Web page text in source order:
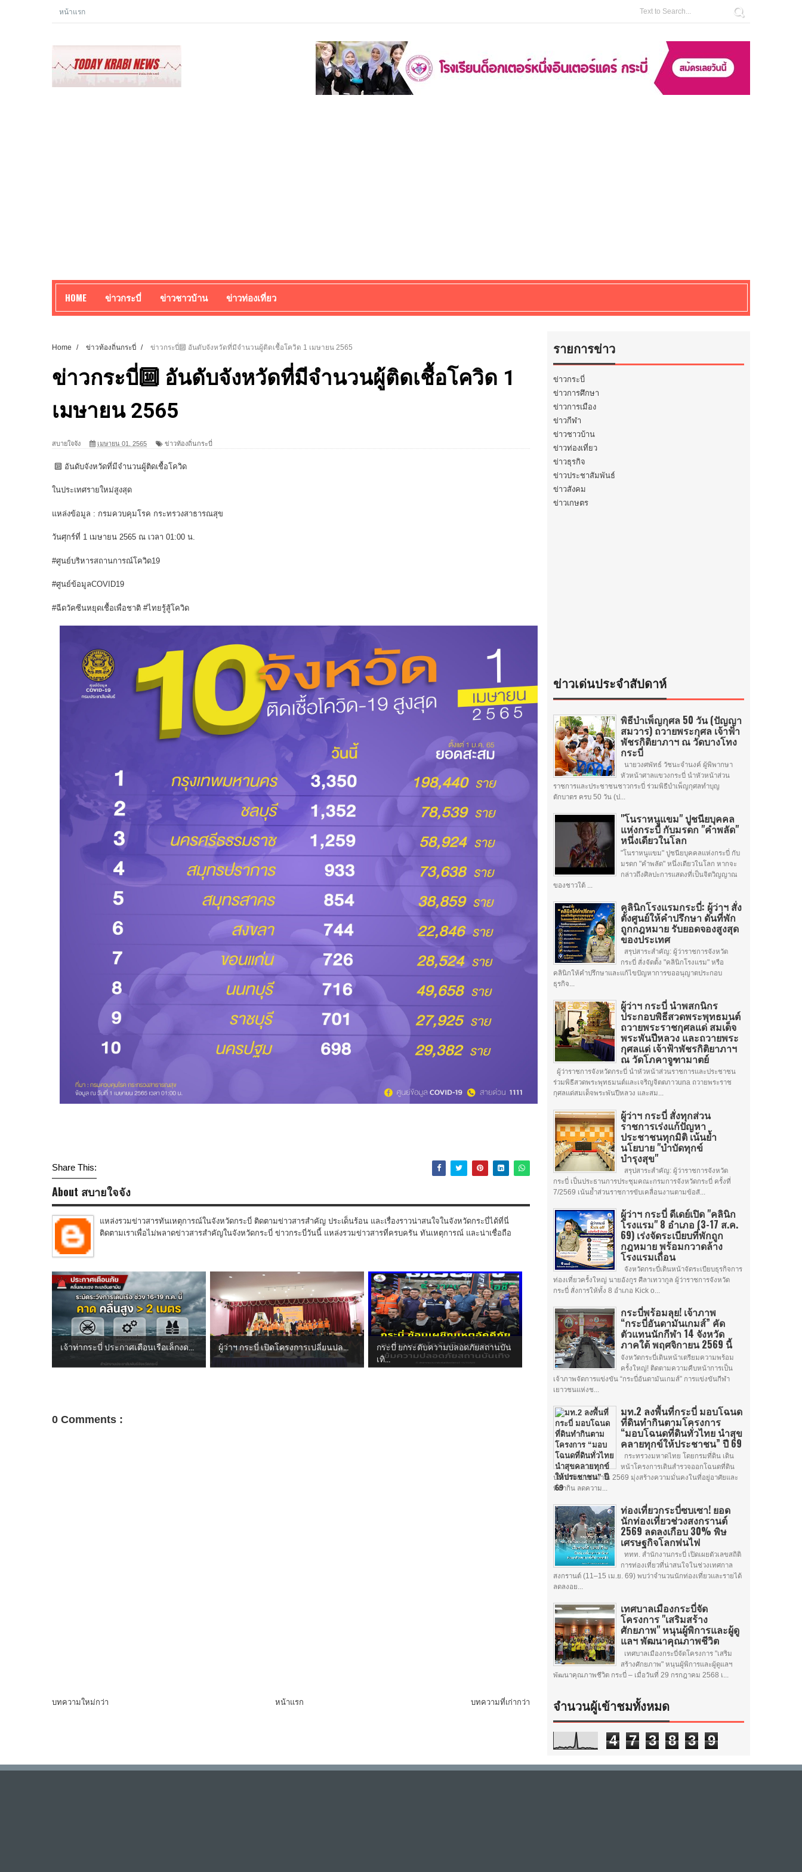
หน้าแรก
HOME ข่าวกระบี่ ข่าวชาวบ้าน ข่าวท่องเที่ยว
Home / ข่าวท้องถิ่นกระบี่ / ข่าวกระบี่🔟 อันดับจังหวัดที่มีจำนวนผู้ติดเชื้อโควิด 1 เมษายน 2565
ข่าวกระบี่🔟 อันดับจังหวัดที่มีจำนวนผู้ติดเชื้อโควิด 1
เมษายน 2565
สบายใจจัง เมษายน 01, 2565 ข่าวท้องถิ่นกระบี่
🔟 อันดับจังหวัดที่มีจำนวนผู้ติดเชื้อโควิด
ในประเทศรายใหม่สูงสุด
แหล่งข้อมูล : กรมควบคุมโรค กระทรวงสาธารณสุข
วันศุกร์ที่ 1 เมษายน 2565 ณ เวลา 01:00 น.
#ศูนย์บริหารสถานการณ์โควิด19
#ศูนย์ข้อมูลCOVID19
#ฉีดวัคซีนหยุดเชื้อเพื่อชาติ #ไทยรู้สู้โควิด
Share This:
About สบายใจจัง
แหล่งรวมข่าวสารทันเหตุการณ์ในจังหวัดกระบี่ ติดตามข่าวสารสำคัญ ประเด็นร้อน และเรื่องราวน่าสนใจในจังหวัดกระบี่ได้ที่นี่
ติดตามเราเพื่อไม่พลาดข่าวสารสำคัญในจังหวัดกระบี่ ข่าวกระบี่วันนี้ แหล่งรวมข่าวสารที่ครบครัน ทันเหตุการณ์ และน่าเชื่อถือ
เจ้าท่ากระบี่ ประกาศเตือนเรือเล็กงด... ผู้ว่าฯ กระบี่ เปิดโครงการเปลี่ยนปล...
กระบี่ ยกระดับความปลอดภัยสถานบัน
เทิ...
0 Comments :
บทความใหม่กว่า บทความที่เก่ากว่า
หน้าแรก
รายการข่าว
ข่าวกระบี่
ข่าวการศึกษา
ข่าวการเมือง
ข่าวกีฬา
ข่าวชาวบ้าน
ข่าวท่องเที่ยว
ข่าวธุรกิจ
ข่าวประชาสัมพันธ์
ข่าวสังคม
ข่าวเกษตร
ข่าวเด่นประจำสัปดาห์
พิธีบำเพ็ญกุศล 50 วัน (ปัญญา
สมวาร) ถวายพระกุศล เจ้าฟ้า
พัชรกิติยาภาฯ ณ วัดบางโทง
กระบี่
นายวงศพัทธ์ วัชนะจำนงค์ ผู้พิพากษา
หัวหน้าศาลแขวงกระบี่ นำหัวหน้าส่วน
ราชการและประชาชนชาวกระบี่ ร่วมพิธีบำเพ็ญกุศลทำบุญ
ตักบาตร ครบ 50 วัน (ป...
"โนราหนูแขม" ปูชนียบุคคล
แห่งกระบี่ กับมรดก "คำพลัด"
หนึ่งเดียวในโลก
"โนราหนูแขม" ปูชนียบุคคลแห่งกระบี่ กับ
มรดก "คำพลัด" หนึ่งเดียวในโลก หากจะ
กล่าวถึงศิลปะการแสดงที่เป็นจิตวิญญาณ
ของชาวใต้ ...
คลินิกโรงแรมกระบี่: ผู้ว่าฯ สั่ง
ตั้งศูนย์ให้คำปรึกษา ดันที่พัก
ถูกกฎหมาย รับยอดจองสูงสุด
ของประเทศ
สรุปสาระสำคัญ: ผู้ว่าราชการจังหวัด
กระบี่ สั่งจัดตั้ง "คลินิกโรงแรม" หรือ
คลินิกให้คำปรึกษาและแก้ไขปัญหาการขออนุญาตประกอบ
ธุรกิจ...
ผู้ว่าฯ กระบี่ นำพสกนิกร
ประกอบพิธีสวดพระพุทธมนต์
ถวายพระราชกุศลแด่ สมเด็จ
พระพันปีหลวง และถวายพระ
กุศลแด่ เจ้าฟ้าพัชรกิติยาภาฯ
ณ วัดโภคาจูฑามาตย์
ผู้ว่าราชการจังหวัดกระบี่ นำหัวหน้าส่วนราชการและประชาชน
ร่วมพิธีสวดพระพุทธมนต์และเจริญจิตตภาวuna ถวายพระราช
กุศลแด่สมเด็จพระพันปีหลวง และสม...
ผู้ว่าฯ กระบี่ สั่งทุกส่วน
ราชการเร่งแก้ปัญหา
ประชาชนทุกมิติ เน้นย้ำ
นโยบาย "บำบัดทุกข์
บำรุงสุข"
สรุปสาระสำคัญ: ผู้ว่าราชการจังหวัด
กระบี่ เป็นประธานการประชุมคณะกรมการจังหวัดกระบี่ ครั้งที่
7/2569 เน้นย้ำส่วนราชการขับเคลื่อนงานตามข้อสั...
ผู้ว่าฯ กระบี่ ดีเดย์เปิด "คลินิก
โรงแรม" 8 อำเภอ (3-17 ส.ค.
69) เร่งจัดระเบียบที่พักถูก
กฎหมาย พร้อมกวาดล้าง
โรงแรมเถื่อน
จังหวัดกระบี่เดินหน้าจัดระเบียบธุรกิจการ
ท่องเที่ยวครั้งใหญ่ นายอังกูร ศีลาเทวากูล ผู้ว่าราชการจังหวัด
กระบี่ สั่งการให้ทั้ง 8 อำเภอ Kick o...
กระบี่พร้อมลุย! เจ้าภาพ
“กระบี่อันดามันเกมส์” คัด
ตัวแทนนักกีฬา 14 จังหวัด
ภาคใต้ พฤศจิกายน 2569 นี้
จังหวัดกระบี่เดินหน้าเตรียมความพร้อม
ครั้งใหญ่! ติดตามความคืบหน้าการเป็น
เจ้าภาพจัดการแข่งขัน “กระบี่อันดามันเกมส์” การแข่งขันกีฬา
เยาวชนแห่งช...
มท.2 ลงพื้นที่กระบี่ มอบโฉนด
ที่ดินทำกินตามโครงการ
“มอบโฉนดที่ดินทั่วไทย นำสุข
คลายทุกข์ให้ประชาชน” ปี 69
กระทรวงมหาดไทย โดยกรมที่ดิน เดิน
หน้าโครงการเดินสำรวจออกโฉนดที่ดิน
ประจำปีงบประมาณ 2569 มุ่งสร้างความมั่นคงในที่อยู่อาศัยและ
ที่ทำกิน ลดความ...
ท่องเที่ยวกระบี่ซบเซา! ยอด
นักท่องเที่ยวช่วงสงกรานต์
2569 ลดลงเกือบ 30% พิษ
เศรษฐกิจโลกพ่นไฟ
ททท. สำนักงานกระบี่ เปิดเผยตัวเลขสถิติ
การท่องเที่ยวที่น่าสนใจในช่วงเทศกาล
สงกรานต์ (11–15 เม.ย. 69) พบว่าจำนวนนักท่องเที่ยวและรายได้
ลดลงอย...
เทศบาลเมืองกระบี่จัด
โครงการ "เสริมสร้าง
ศักยภาพ" หนุนผู้พิการและผู้ดู
แลฯ พัฒนาคุณภาพชีวิต
เทศบาลเมืองกระบี่จัดโครงการ "เสริม
สร้างศักยภาพ" หนุนผู้พิการและผู้ดูแลฯ
พัฒนาคุณภาพชีวิต กระบี่ – เมื่อวันที่ 29 กรกฎาคม 2568 เ...
จำนวนผู้เข้าชมทั้งหมด
4 7 3 8 3 9